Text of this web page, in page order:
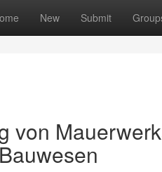
New Submit
von